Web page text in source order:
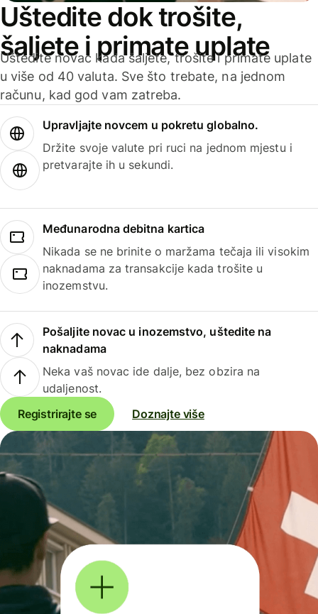
Uštedite dok trošite,
šaljete i primate uplate
Uštedite novac kada šaljete, trošite i primate uplate
u više od 40 valuta. Sve što trebate, na jednom
računu, kad god vam zatreba.
Upravljajte novcem u pokretu globalno.
Držite svoje valute pri ruci na jednom mjestu i
pretvarajte ih u sekundi.
Međunarodna debitna kartica
Nikada se ne brinite o maržama tečaja ili visokim
naknadama za transakcije kada trošite u
inozemstvu.
Pošaljite novac u inozemstvo, uštedite na
naknadama
Neka vaš novac ide dalje, bez obzira na
udaljenost.
Registrirajte se
Doznajte više